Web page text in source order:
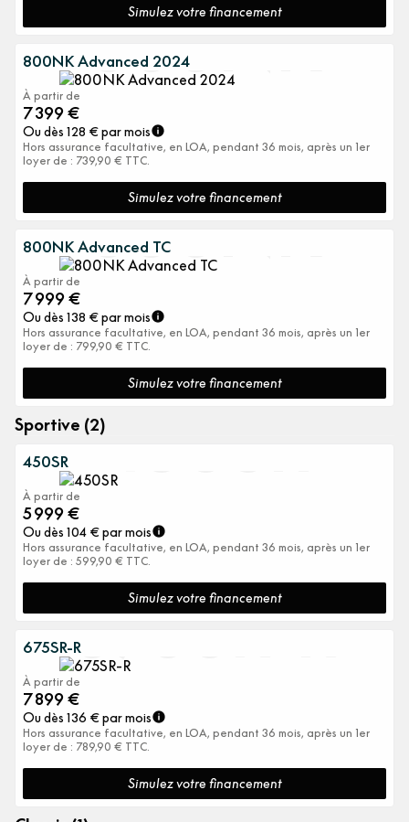
Simulez votre financement
800NK Advanced 2024
800NK
À partir de
7 399€
Ou dès 128 € par mois
Hors assurance facultative, en LOA, pendant 36 mois, après un 1er
loyer de : 739,90 € TTC.
Simulez votre financement
800NK Advanced TC
800NK
À partir de
7 999€
Ou dès 138 € par mois
Hors assurance facultative, en LOA, pendant 36 mois, après un 1er
loyer de : 799,90 € TTC.
Simulez votre financement
Sportive (2)
450SR 450SR
À partir de
5 999€
Ou dès 104 € par mois
Hors assurance facultative, en LOA, pendant 36 mois, après un 1er
loyer de : 599,90 € TTC.
Simulez votre financement
675SR-R675SR-R
À partir de
7 899€
Ou dès 136 € par mois
Hors assurance facultative, en LOA, pendant 36 mois, après un 1er
loyer de : 789,90 € TTC.
Simulez votre financement